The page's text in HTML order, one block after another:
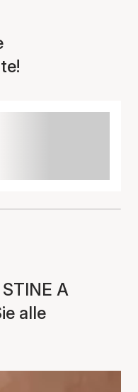
A
alle